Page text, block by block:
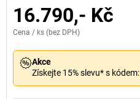
16.790,- Kč
Cena / ks (bez DPH)
Akce
Získejte 15% slevu* s kódem: